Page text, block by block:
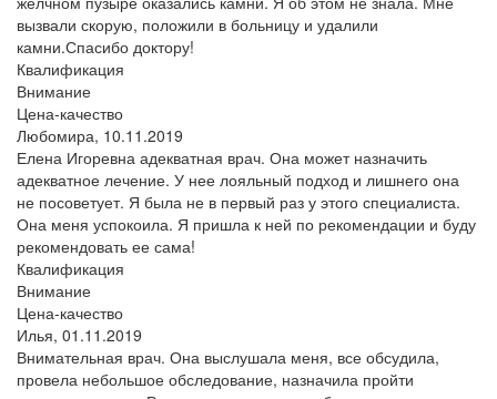
вызвали скорую, положили в больницу и удалили
камни.Спасибо доктору!
Квалификация
Внимание
Цена-качество
Любомира, 10.11.2019
Елена Игоревна адекватная врач. Она может назначить
адекватное лечение. У нее лояльный подход и лишнего она
не посоветует. Я была не в первый раз у этого специалиста.
Она меня успокоила. Я пришла к ней по рекомендации и буду
рекомендовать ее сама!
Квалификация
Внимание
Цена-качество
Илья, 01.11.2019
Внимательная врач. Она выслушала меня, все обсудила,
провела небольшое обследование, назначила пройти